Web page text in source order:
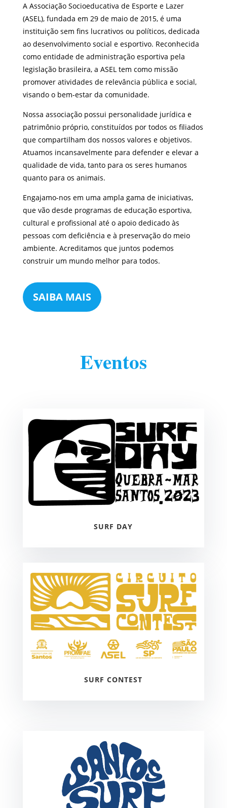
A Associação Socioeducativa de Esporte e Lazer
(ASEL), fundada em 29 de maio de 2015, é uma
instituição sem fins lucrativos ou políticos, dedicada
ao desenvolvimento social e esportivo. Reconhecida
como entidade de administração esportiva pela
legislação brasileira, a ASEL tem como missão
promover atividades de relevância pública e social,
visando o bem-estar da comunidade.
Nossa associação possui personalidade jurídica e
patrimônio próprio, constituídos por todos os filiados
que compartilham dos nossos valores e objetivos.
Atuamos incansavelmente para defender e elevar a
qualidade de vida, tanto para os seres humanos
quanto para os animais.
Engajamo-nos em uma ampla gama de iniciativas,
que vão desde programas de educação esportiva,
cultural e profissional até o apoio dedicado às
pessoas com deficiência e à preservação do meio
ambiente. Acreditamos que juntos podemos
construir um mundo melhor para todos.
SAIBA MAIS
Eventos
SURF DAY
SURF CONTEST